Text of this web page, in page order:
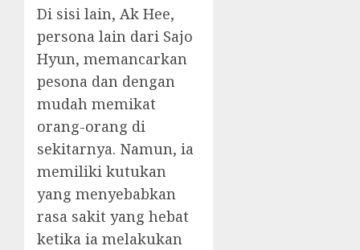
Di sisi lain, Ak Hee,
persona lain dari Sajo
Hyun, memancarkan
pesona dan dengan
mudah memikat
orang-orang di
sekitarnya. Namun, ia
memiliki kutukan
yang menyebabkan
rasa sakit yang hebat
ketika ia melakukan